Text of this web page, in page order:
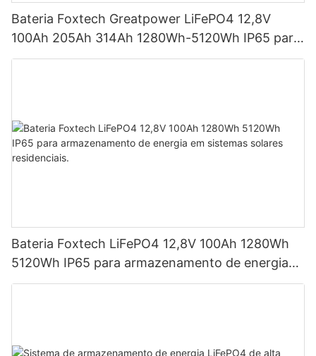
Bateria Foxtech Greatpower LiFePO4 12,8V
100Ah 205Ah 314Ah 1280Wh-5120Wh IP65 para
armazenamento de energia
Bateria Foxtech LiFePO4 12,8V 100Ah 1280Wh
5120Wh IP65 para armazenamento de energia
em sistemas solares residenciais.